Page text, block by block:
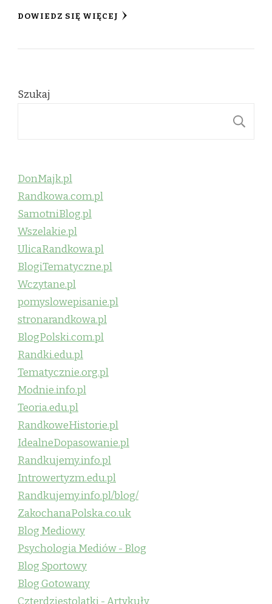
DOWIEDZ SIĘ WIĘCEJ
Szukaj
DonMajk.pl
Randkowa.com.pl
SamotniBlog.pl
Wszelakie.pl
UlicaRandkowa.pl
BlogiTematyczne.pl
Wczytane.pl
pomyslowepisanie.pl
stronarandkowa.pl
BlogPolski.com.pl
Randki.edu.pl
Tematycznie.org.pl
Modnie.info.pl
Teoria.edu.pl
RandkoweHistorie.pl
IdealneDopasowanie.pl
Randkujemy.info.pl
Introwertyzm.edu.pl
Randkujemy.info.pl/blog/
ZakochanaPolska.co.uk
Blog Mediowy
Psychologia Mediów - Blog
Blog Sportowy
Blog Gotowany
Czterdziestolatki - Artykuły